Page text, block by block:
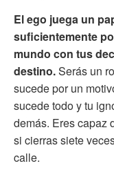
El ego juega un
suficientemente
mundo con tus
destino.Serás un
sucede por un
sucede todo y tu
demás. Eres capaz
si cierras siete
calle.